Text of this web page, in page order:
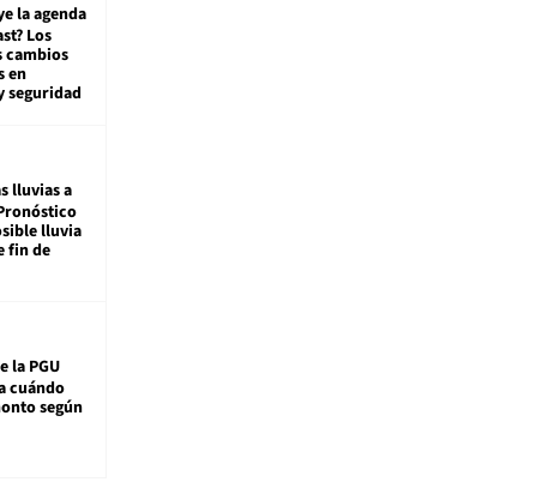
la agenda
Los
cambios
en
seguridad
lluvias a
lluvia
fin de
la PGU
cuándo
según